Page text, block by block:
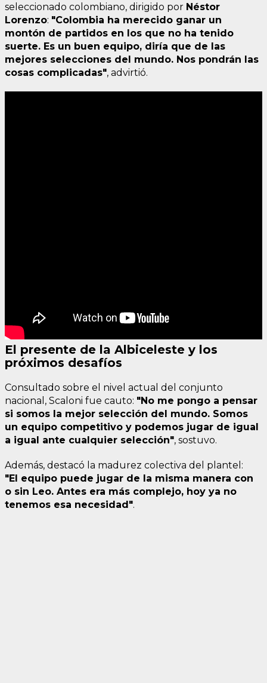
seleccionado colombiano, dirigido por Néstor
Lorenzo: "Colombia ha merecido ganar un
montón de partidos en los que no ha tenido
suerte. Es un buen equipo, diría que de las
mejores selecciones del mundo. Nos pondrán las
cosas complicadas", advirtió.
El presente de la Albiceleste y los
próximos desafíos
Consultado sobre el nivel actual del conjunto
nacional, Scaloni fue cauto: "No me pongo a pensar
si somos la mejor selección del mundo. Somos
un equipo competitivo y podemos jugar de igual
a igual ante cualquier selección", sostuvo.
Además, destacó la madurez colectiva del plantel:
"El equipo puede jugar de la misma manera con
o sin Leo. Antes era más complejo, hoy ya no
tenemos esa necesidad".